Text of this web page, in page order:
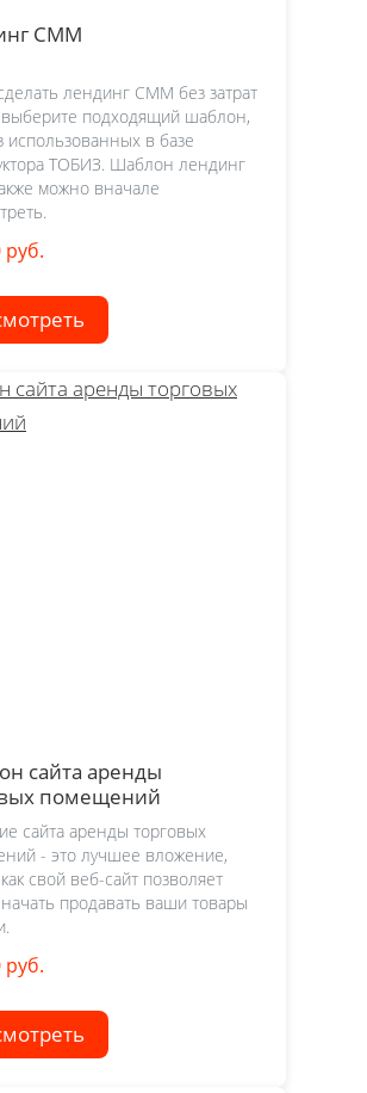
СММ
лендинг СММ без затрат
выберите подходящий шаблон,
использованных в базе
ТОБИЗ. Шаблон лендинг
можно вначале
руб.
сайта аренды
помещений
сайта аренды торговых
- это лучшее вложение,
свой веб-сайт позволяет
продавать ваши товары
руб.